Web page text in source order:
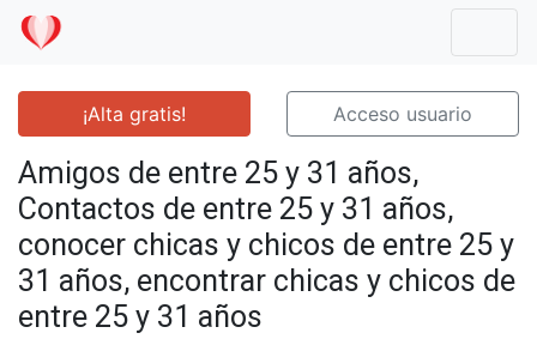
¡Alta gratis! Acceso usuario
Amigos de entre 25 y 31 años,
Contactos de entre 25 y 31 años,
conocer chicas y chicos de entre 25 y
31 años, encontrar chicas y chicos de
entre 25 y 31 años